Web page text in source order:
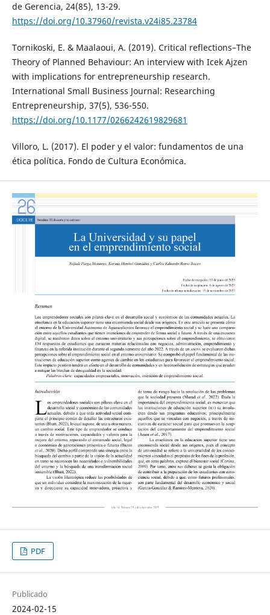
de Gerencia, 24(85), 13-29.
https://doi.org/10.37960/revista.v24i85.23784
Tornikoski, E. & Maalaoui, A. (2019). Critical reflections–The
Theory of Planned Behaviour: An interview with Icek Ajzen
with implications for entrepreneurship research.
International Small Business Journal: Researching
Entrepreneurship, 37(5), 536-550.
https://doi.org/10.1177/0266242619829681
Villoro, L. (2017). El poder y el valor: fundamentos de una
ética política. Fondo de Cultura Económica.
PDF
Publicado
2024-02-15